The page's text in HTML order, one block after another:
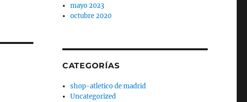
mayo 2023
octubre 2020
CATEGORÍAS
shop-atletico de madrid
Uncategorized